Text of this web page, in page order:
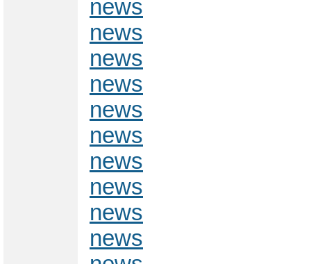
news
news
news
news
news
news
news
news
news
news